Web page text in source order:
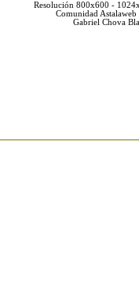
Resolución 800x600 -
Comunidad
Gabriel Chova